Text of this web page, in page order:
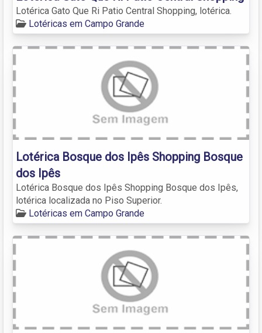
Lotérica Gato Que Ri Patio Central Shopping, lotérica.
Lotéricas em Campo Grande
Lotérica Bosque dos Ipês Shopping Bosque
dos Ipês
Lotérica Bosque dos Ipês Shopping Bosque dos Ipês,
lotérica localizada no Piso Superior.
Lotéricas em Campo Grande